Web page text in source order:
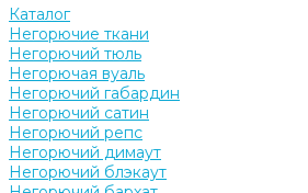
Каталог
Негорючие ткани
Негорючий тюль
Негорючая вуаль
Негорючий габардин
Негорючий сатин
Негорючий репс
Негорючий димаут
Негорючий блэкаут